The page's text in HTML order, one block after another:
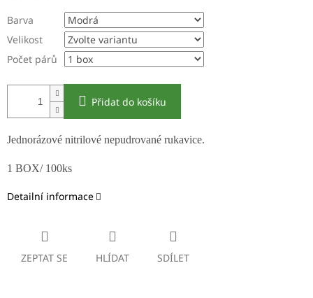
cena:
Barva
Velikost
Počet párů
Přidat do košíku
Jednorázové nitrilové nepudrované rukavice.
1 BOX/ 100ks
Detailní informace
ZEPTAT SE HLÍDAT SDÍLET